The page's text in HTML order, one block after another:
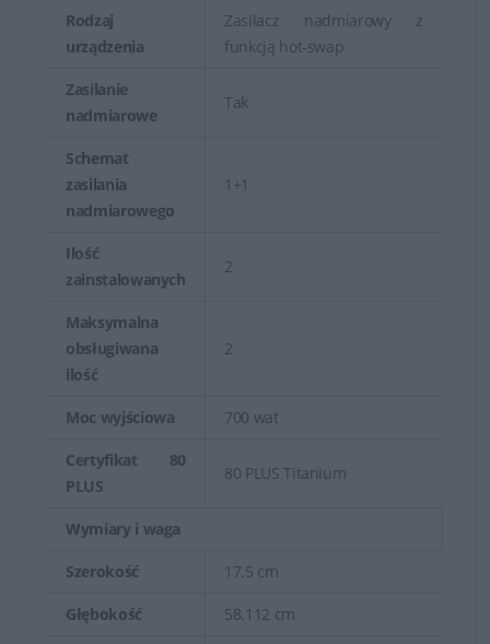
Rodzaj
urządzenia
Zasilacz nadmiarowy z
funkcją hot-swap
Zasilanie
nadmiarowe
Tak
Schemat
zasilania
nadmiarowego
1+1
Ilość
zainstalowanych
2
Maksymalna
obsługiwana
ilość
2
Moc wyjściowa 700 wat
Certyfikat 80
PLUS
80 PLUS Titanium
Wymiary i waga
Szerokość 17.5 cm
Głębokość 58.112 cm